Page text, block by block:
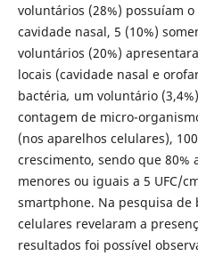
voluntários (28%) possuíam
cavidade nasal, 5 (10%)
voluntários (20%)
locais (cavidade nasal e
bactéria, um voluntário
contagem de micro-
(nos aparelhos celulares),
crescimento, sendo que 80%
menores ou iguais a 5 UFC/
smartphone. Na pesquisa de
celulares revelaram a
resultados foi possível